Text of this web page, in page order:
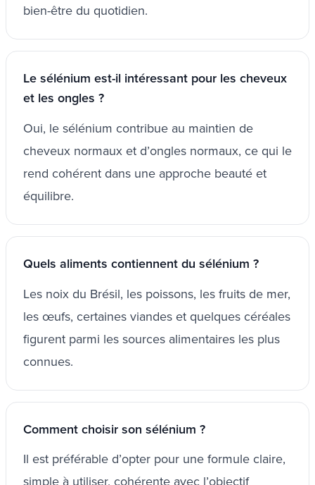
bien-être du quotidien.
Le sélénium est-il intéressant pour les cheveux
et les ongles ?
Oui, le sélénium contribue au maintien de
cheveux normaux et d’ongles normaux, ce qui le
rend cohérent dans une approche beauté et
équilibre.
Quels aliments contiennent du sélénium ?
Les noix du Brésil, les poissons, les fruits de mer,
les œufs, certaines viandes et quelques céréales
figurent parmi les sources alimentaires les plus
connues.
Comment choisir son sélénium ?
Il est préférable d’opter pour une formule claire,
simple à utiliser, cohérente avec l’objectif